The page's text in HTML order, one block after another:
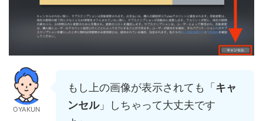
OYAKUN
もし上の画像が表示されても「 キャ
ンセル」しちゃって大丈夫です